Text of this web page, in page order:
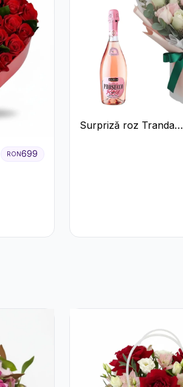
RON699
Surpriză roz Trandafiri